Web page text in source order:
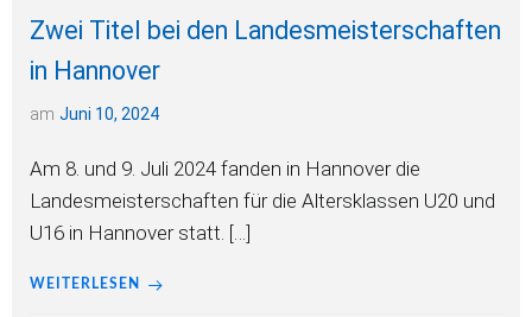
Zwei Titel bei den Landesmeisterschaften
in Hannover
am Juni 10, 2024
Am 8. und 9. Juli 2024 fanden in Hannover die
Landesmeisterschaften für die Altersklassen U20 und
U16 in Hannover statt. […]
WEITERLESEN